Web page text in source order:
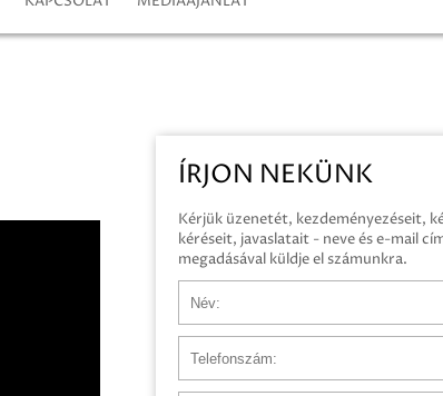
ÍRJON NEKÜNK
Kérjük üzenetét, kezdeményezéseit,
kéréseit, javaslatait - neve és e-mail
megadásával küldje el számunkra.